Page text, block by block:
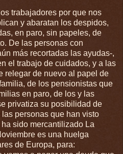
trabajadores por que nos
y abaratan los despidos,
en paro, sin papeles, de
De las personas con
más recortadas las ayudas-,
el trabajo de cuidados, y a las
relegar de nuevo al papel de
de los pensionistas que
en paro, de los y las
privatiza su posibilidad de
personas que han visto
sido mercantilizado La
es una huelga
de Europa, para: